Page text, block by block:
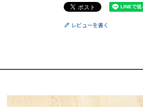
レビューを書く